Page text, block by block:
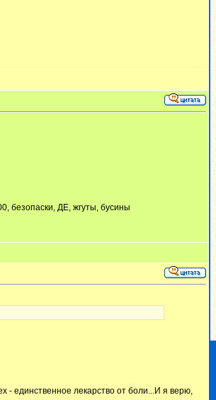
безопаски, ДЕ, жгуты, бусины
- единственное лекарство от боли...И я верю,